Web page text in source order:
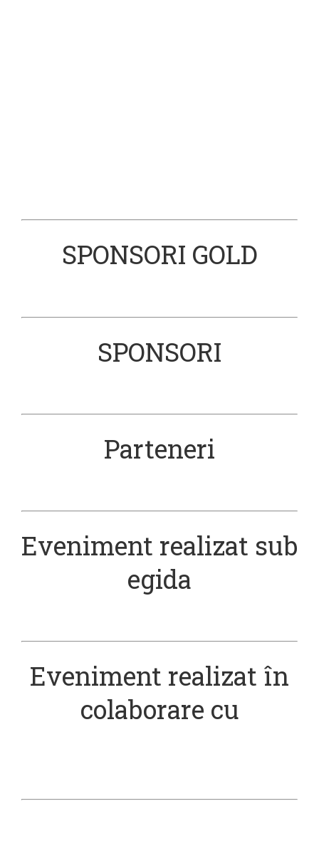
SPONSORI GOLD
SPONSORI
Parteneri
Eveniment realizat sub
egida
Eveniment realizat în
colaborare cu